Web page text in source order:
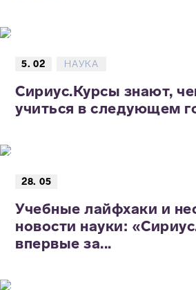
5. 02 НАУКА
Сириус.Курсы знают,
учиться в следующем
28. 05
Учебные лайфхаки и
новости науки:
впервые за...